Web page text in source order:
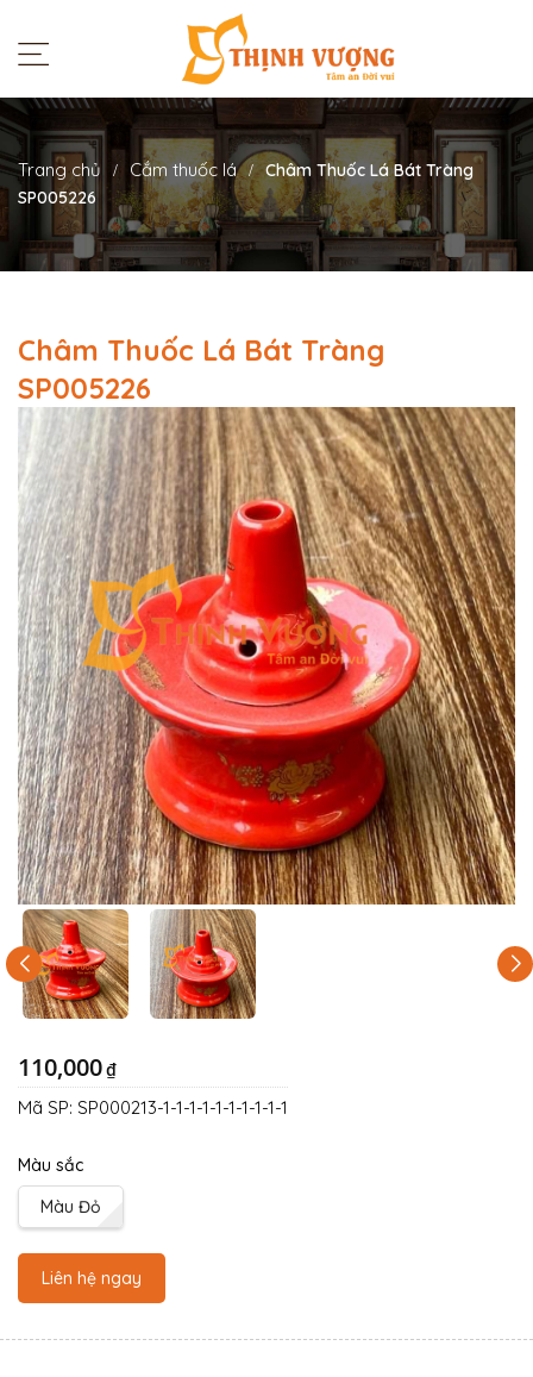
Trang chủ Cắm thuốc lá
Châm Thuốc Lá Bát Tràng
SP005226
Châm Thuốc Lá Bát Tràng
SP005226
110,000₫
Màu sắc
Màu Đỏ
Liên hệ ngay
Mã SP: SP000213-1-1-1-1-1-1-1-1-1-1